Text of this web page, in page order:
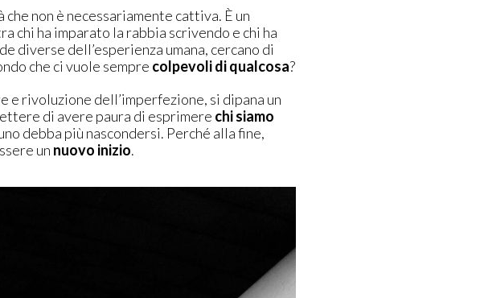
che non è necessariamente cattiva. È un
chi ha imparato la rabbia scrivendo e chi ha
diverse dell’esperienza umana, cercano di
che ci vuole sempre colpevoli di qualcosa?
e rivoluzione dell’imperfezione, si dipana un
di avere paura di esprimere chi siamo
debba più nascondersi. Perché alla fine,
un nuovo inizio.